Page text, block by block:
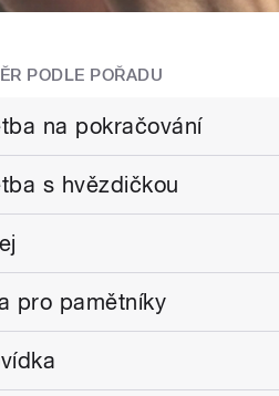
PODLE POŘADU
na pokračování
s hvězdičkou
pro pamětníky